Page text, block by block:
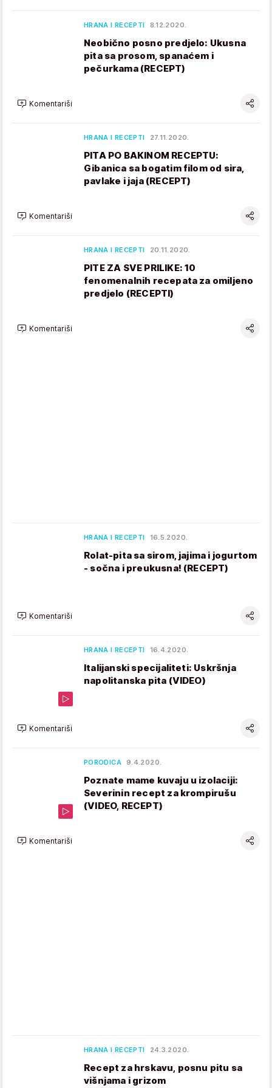
HRANA I RECEPTI 8.12.2020.
Neobično posno predjelo: Ukusna
pita sa prosom, spanaćem i
pečurkama (RECEPT)
Komentariši
HRANA I RECEPTI 27.11.2020.
PITA PO BAKINOM RECEPTU:
Gibanica sa bogatim filom od sira,
pavlake i jaja (RECEPT)
Komentariši
HRANA I RECEPTI 20.11.2020.
PITE ZA SVE PRILIKE: 10
fenomenalnih recepata za omiljeno
predjelo (RECEPTI)
Komentariši
HRANA I RECEPTI 16.5.2020.
Rolat-pita sa sirom, jajima i jogurtom
- sočna i preukusna! (RECEPT)
Komentariši
HRANA I RECEPTI 16.4.2020.
Italijanski specijaliteti: Uskršnja
napolitanska pita (VIDEO)
Komentariši
PORODICA 9.4.2020.
Poznate mame kuvaju u izolaciji:
Severinin recept za krompirušu
(VIDEO, RECEPT)
Komentariši
HRANA I RECEPTI 24.3.2020.
Recept za hrskavu, posnu pitu sa
višnjama i grizom